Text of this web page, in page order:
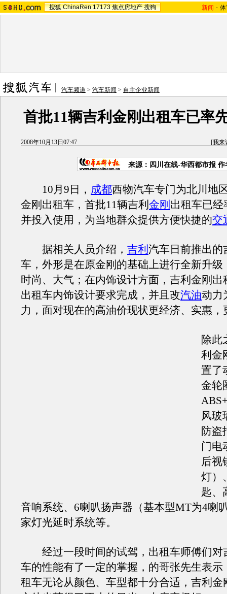
搜狐 ChinaRen 17173 焦点房地产 搜狗 新闻 -
汽车频道 > 汽车新闻 > 自主企业新闻
首批11辆吉利金刚出租车已率
2008年10月13日07:47 [我来
来源：四川在线-华西都市报 作
10月9日， 成都西物汽车专门为北川地
金刚出租车，首批11辆吉利 金刚 出租车已经
并投入使用，为当地群众提供方便快捷的交
据相关人员介绍， 吉利 汽车日前推出的
车，外形是在原金刚的基础上进行全新升级
时尚、大气；在内饰设计方面，吉利金刚出
出租车内饰设计要求完成，并且改汽油动力
力，面对现在的高油价现状更经济、实惠，
除此
利金
置了
金轮
风玻
防盗
门电
后视
灯）
匙、
音响系统、6喇叭扬声器（基本型MT为4喇
家灯光延时系统等。
经过一段时间的试驾，出租车师傅们对
车的性能有了一定的掌握，的哥张先生表示
租车无论从颜色、车型都十分合适，吉利金